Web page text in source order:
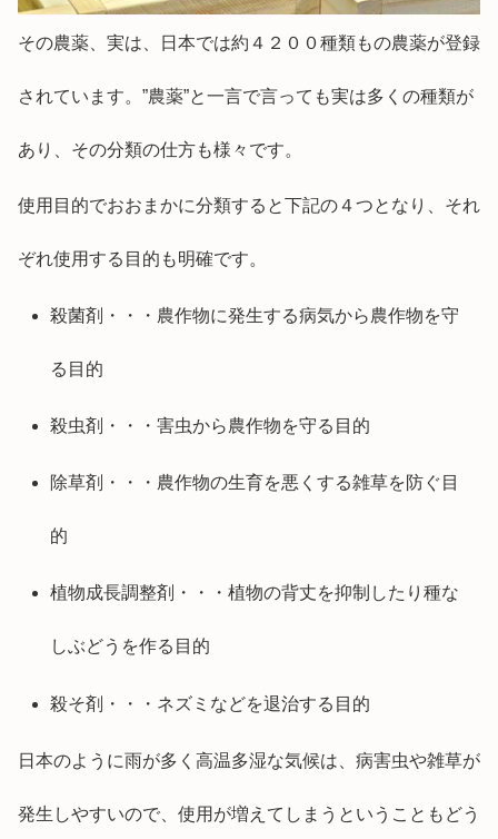
その農薬、実は、日本では約４２００種類もの農薬が登録
されています。”農薬”と一言で言っても実は多くの種類が
あり、その分類の仕方も様々です。
使用目的でおおまかに分類すると下記の４つとなり、それ
ぞれ使用する目的も明確です。
殺菌剤・・・農作物に発生する病気から農作物を守
る目的
殺虫剤・・・害虫から農作物を守る目的
除草剤・・・農作物の生育を悪くする雑草を防ぐ目
的
植物成長調整剤・・・植物の背丈を抑制したり種な
しぶどうを作る目的
殺そ剤・・・ネズミなどを退治する目的
日本のように雨が多く高温多湿な気候は、病害虫や雑草が
発生しやすいので、使用が増えてしまうということもどう